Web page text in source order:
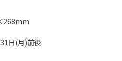
日(月)前後